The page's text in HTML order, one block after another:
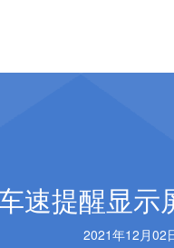
速提醒显示
2021年12月02